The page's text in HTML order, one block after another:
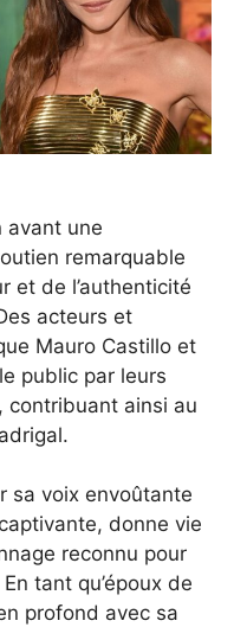
avant une
remarquable
et de l’authenticité
acteurs et
Mauro Castillo et
public par leurs
contribuant ainsi au
sa voix envoûtante
donne vie
reconnu pour
tant qu’époux de
profond avec sa